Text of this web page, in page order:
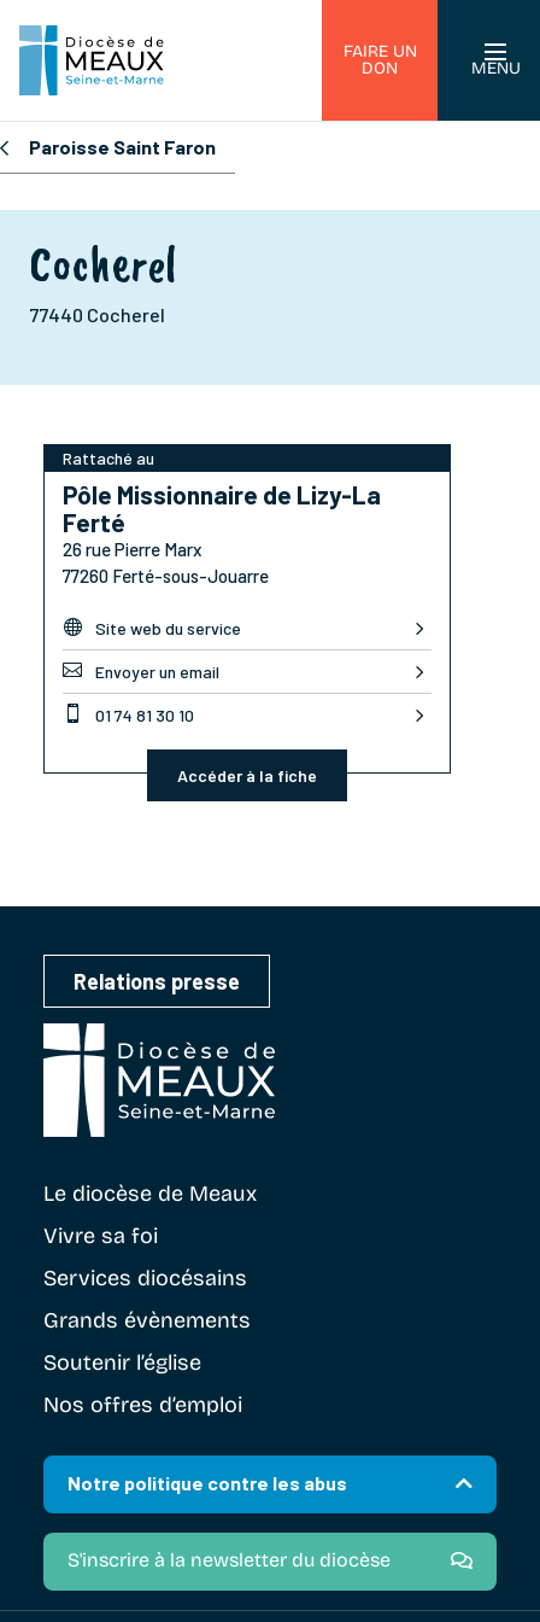
FAIRE UN
DON
MENU
Paroisse Saint Faron
Cocherel
77440 Cocherel
Rattaché au
Pôle Missionnaire de Lizy-La
Ferté
26 rue Pierre Marx
77260 Ferté-sous-Jouarre
 Site web du service
 Envoyer un email
 01 74 81 30 10
Accéder à la fiche
Relations presse
Le diocèse de Meaux
Vivre sa foi
Services diocésains
Grands évènements
Soutenir l’église
Nos offres d’emploi
Notre politique contre les abus
S'inscrire à la newsletter du diocèse